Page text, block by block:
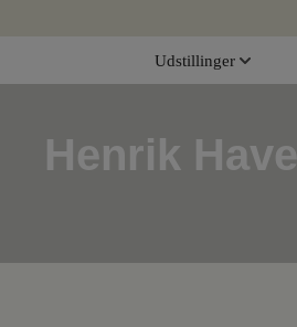
Udstillinger
Henrik Have